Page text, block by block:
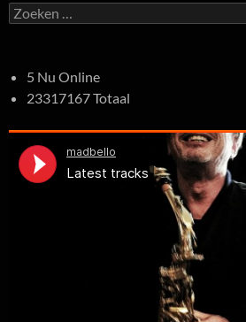
Zoeken
naar:
5 Nu Online
23317167 Totaal